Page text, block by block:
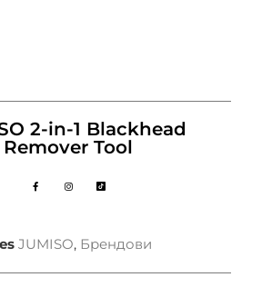
2-in-1 Blackhead
Remover Tool
JUMISO, Брендови